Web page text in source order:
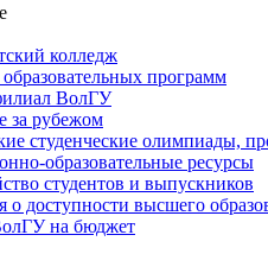
колледж
программ
ВолГУ
за рубежом
студенческие олимпиады,
образовательные ресурсы
студентов и выпускников
доступности высшего
на бюджет